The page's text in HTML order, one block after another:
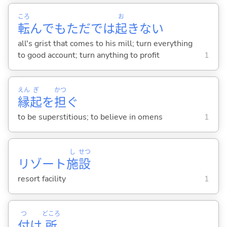
転
ころ
んでもただでは起
お
きない
all's grist that comes to his mill; turn everything
to good account; turn anything to profit
1
縁
えん
起
ぎ
を担
かつ
ぐ
to be superstitious; to believe in omens 1
リゾート施
し
設
せつ
resort facility 1
つ どころ